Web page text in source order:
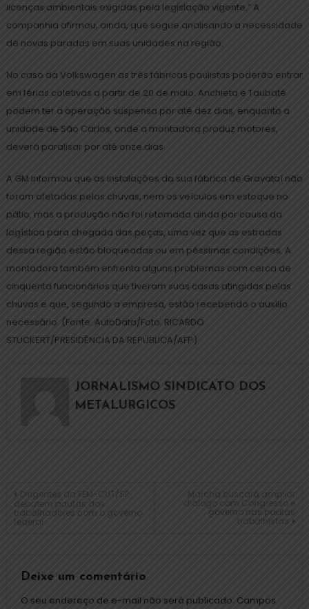
licenças ambientais exigidas pela legislação vigente.” A
companhia afirmou, ainda, que segue analisando a necessidade
de novas paradas em suas unidades na região.
No caso da Volkswagen as três fábricas paulistas poderão entrar
em férias coletivas a partir de 20 de maio. Anchieta e Taubaté
podem ter a operação suspensa por até dez dias, enquanto a
unidade de São Carlos, onde a montadora produz motores,
deverá paralisar por até onze dias.
A GM informou que as instalações da sua fábrica de Gravataí não
foram afetadas pelas chuvas, nem os veículos em estoque no
pátio, mas a produção não foi retomada ainda por causa da
logística para chegada das peças, uma vez que as estradas
dessa região estão bloqueadas ou em péssimas condições. A
montadora também enfrenta alguns problemas com cerca de
cinquenta funcionários que tiveram suas casas atingidas pelas
chuvas e que, segundo a empresa, estão recebendo o auxílio
necessário. (Fonte: AutoData/Foto: RICARDO
STUCKERT/PRESIDÊNCIA DA REPÚBLICA/AFP)
JORNALISMO SINDICATO DOS
METALURGICOS
Dirigentes da FEM-CUT/SP
debatem pautas dos
trabalhadores com o governo
federal
Marcha buscará ampliar
diálogo com Congresso e
governo nas pautas
trabalhistas
Deixe um comentário
O seu endereço de e-mail não será publicado. Campos